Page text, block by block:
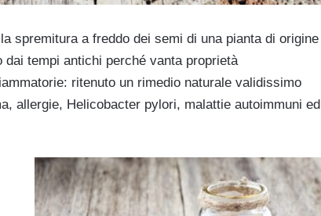
spremitura a freddo dei semi di una pianta di origine
dai tempi antichi perché vanta proprietà
ritenuto un rimedio naturale validissimo
allergie, Helicobacter pylori, malattie autoimmuni ed